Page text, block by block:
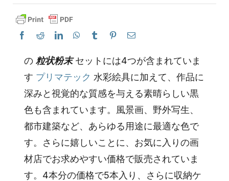
お問い合わせ
購読する
の粒状粉末セットには4つが含まれていま
す プリマテック 水彩絵具に加えて、作品に
深みと視覚的な質感を与える素晴らしい黒
色も含まれています。風景画、野外写生、
都市建築など、あらゆる用途に最適な色で
す。さらに嬉しいことに、お気に入りの画
材店でお求めやすい価格で販売されていま
す。4本分の価格で5本入り、さらに収納ケ